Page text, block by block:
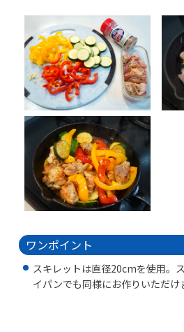
ワンポイント
スキレットは直径20cmを使用。
イパンでも同様にお作りいただけ